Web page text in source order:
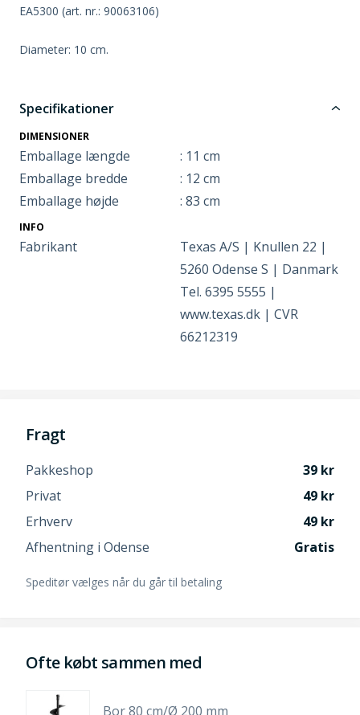
EA5300 (art. nr.: 90063106)
Diameter: 10 cm.
Specifikationer
DIMENSIONER
Emballage længde
: 11 cm
Emballage bredde
: 12 cm
Emballage højde
: 83 cm
INFO
Fabrikant
Texas A/S | Knullen 22 |
5260 Odense S | Danmark
Tel. 6395 5555 |
www.texas.dk | CVR
66212319
Fragt
Pakkeshop
39
Privat
49
Erhverv
49
Afhentning i Odense
Gratis
Speditør vælges når du går til betaling
Ofte købt sammen med
Bor 80 cm/Ø 200 mm